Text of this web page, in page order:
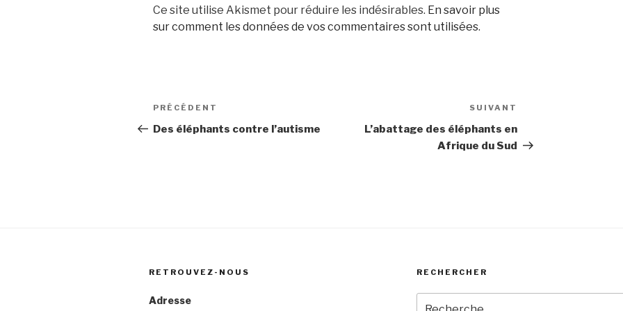
Ce site utilise Akismet pour réduire les indésirables. En savoir plus
sur comment les données de vos commentaires sont utilisées.
Navigation
de
Article
précédent
PRÉCÉDENT
Des éléphants contre l’autisme
suivant
SUIVANT
L’abattage des éléphants en
Afrique du Sud
RETROUVEZ-NOUS
Adresse
RECHERCHER